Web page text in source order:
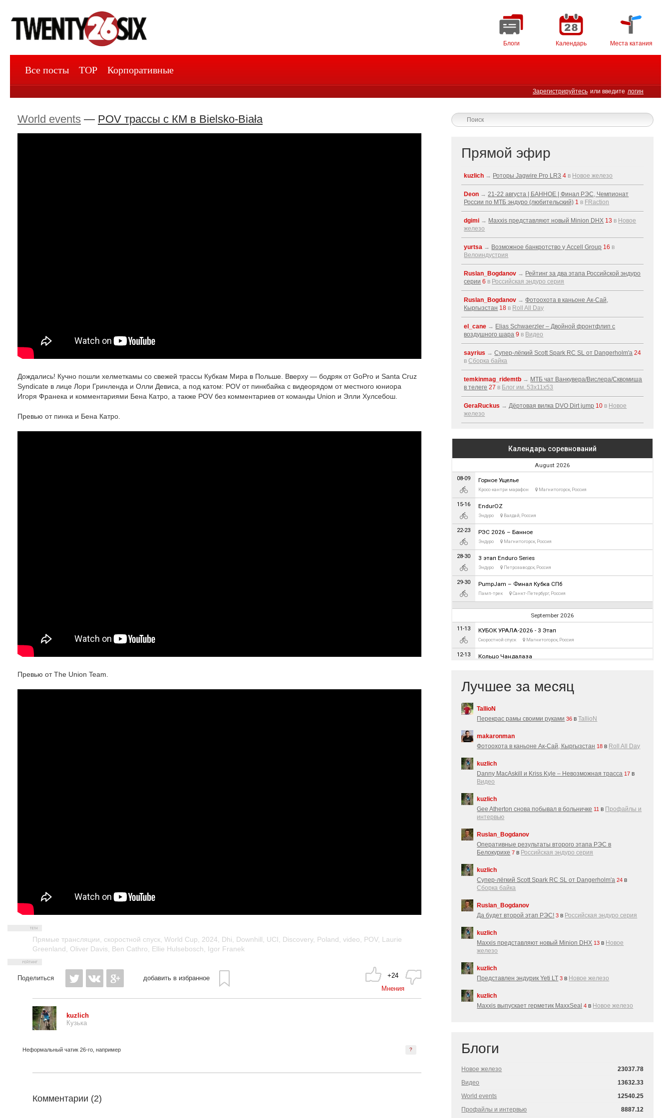
Блоги Календарь Места катания
Зарегистрируйтесь или введите логин
Все посты TOP Корпоративные
World events — POV трассы с КМ в Bielsko-Biała
Дождались! Кучно пошли хелметкамы со свежей трассы Кубкам Мира в Польше. Вверху — бодряк от GoPro и Santa Cruz
Syndicate в лице Лори Гринленда и Олли Девиса, а под катом: POV от пинкбайка с видеорядом от местного юниора
Игоря Франека и комментариями Бена Катро, а также POV без комментариев от команды Union и Элли Хулсебош.
Превью от пинка и Бена Катро.
Превью от The Union Team.
Прямые трансляции скоростной спуск World Cup 2024 Dhi Downhill UCI Discovery, Poland video POV, Laurie
Greenland
Oliver Davis Ben Cathro Ellie Hulsebosch Igor Franek
Поделиться добавить в избранное
+24
Мнения
kuzlich
Кузька
?
Неформальный чатик 26-го, например
Комментарии (2)
Прямой эфир
kuzlich → Роторы Jagwire Pro LR3 4 в Новое железо
Deon →21-22 августа | БАННОЕ | Финал РЭС, Чемпионат
России по МТБ эндуро (любительский) 1 в FRaction
dgimi → Maxxis представляют новый Minion DHX 13 в Новое
железо
yurtsa → Возможное банкротство у Accell Group 16 в
Велоиндустрия
Ruslan_Bogdanov → Рейтинг за два этапа Российской эндуро
серии 6 в Российская эндуро серия
Ruslan_Bogdanov →Фотоохота в каньоне Ак-Cай,
Кыргызстан 18 в Roll All Day
el_cane → Elias Schwaerzler – Двойной фронтфлип с
воздушного шара 9 в Видео
sayrius →Супер-лёгкий Scott Spark RC SL от Dangerholm'a 24
вСборка байка
temkinmag_ridemtb → МТБ чат Ванкувера/Вислера/Сквомиша
в телеге 27 в Блог им. 53x11x53
GeraRuckus →Дёртовая вилка DVO Dirt jump 10 в Новое
железо
Лучшее за месяц
TallioN
Перекрас рамы своими руками 36 вTallioN
makaronman
Фотоохота в каньоне Ак-Cай, Кыргызстан 18 в Roll All Day
kuzlich
Danny MacAskill и Kriss Kyle – Невозможная трасса 17 в
Видео
kuzlich
Gee Atherton снова побывал в больничке 11 в Профайлы и
интервью
Ruslan_Bogdanov
Оперативные результаты второго этапа РЭС в
Белокурихе 7 в Российская эндуро серия
kuzlich
Супер-лёгкий Scott Spark RC SL от Dangerholm'a 24 в
Сборка байка
Ruslan_Bogdanov
Да будет второй этап РЭС! 3 в Российская эндуро серия
kuzlich
Maxxis представляют новый Minion DHX 13 в Новое
железо
kuzlich
Представлен эндурик Yeti LT 3 в Новое железо
kuzlich
Maxxis выпускает герметик MaxxSeal 4 в Новое железо
Блоги
Новое железо
23037.78
Видео
13632.33
World events
12540.25
Профайлы и интервью
8887.12